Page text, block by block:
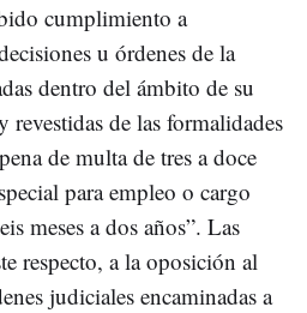
cumplimiento a
u órdenes de la
dentro del ámbito de su
revestidas de las formalidades
de multa de tres a doce
para empleo o cargo
meses a dos años”. Las
respecto, a la oposición al
judiciales encaminadas a